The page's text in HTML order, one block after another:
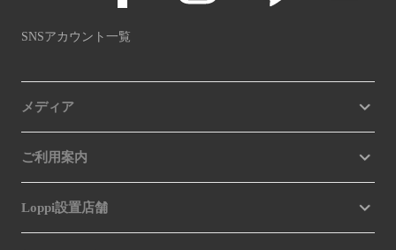
SNSアカウント一覧
メディア
ご利用案内
Loppi設置店舗